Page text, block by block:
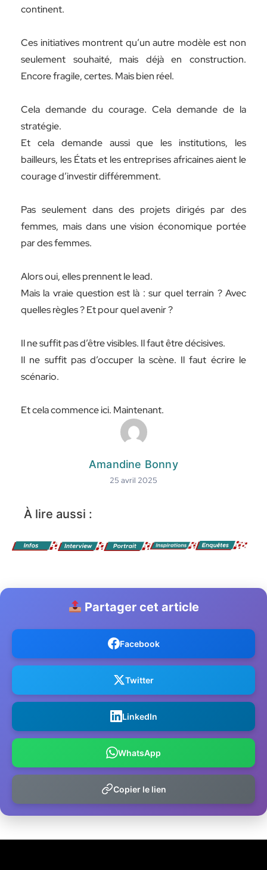
continent.
Ces initiatives montrent qu’un autre modèle est non
seulement souhaité, mais déjà en construction.
Encore fragile, certes. Mais bien réel.
Cela demande du courage. Cela demande de la
stratégie.
Et cela demande aussi que les institutions, les
bailleurs, les États et les entreprises africaines aient le
courage d’investir différemment.
Pas seulement dans des projets dirigés par des
femmes, mais dans une vision économique portée
par des femmes.
Alors oui, elles prennent le lead.
Mais la vraie question est là : sur quel terrain ? Avec
quelles règles ? Et pour quel avenir ?
Il ne suffit pas d’être visibles. Il faut être décisives.
Il ne suffit pas d’occuper la scène. Il faut écrire le
scénario.
Et cela commence ici. Maintenant.
Amandine Bonny
25 avril 2025
À lire aussi :
Partager cet article
Facebook
Twitter
LinkedIn
WhatsApp
Copier le lien